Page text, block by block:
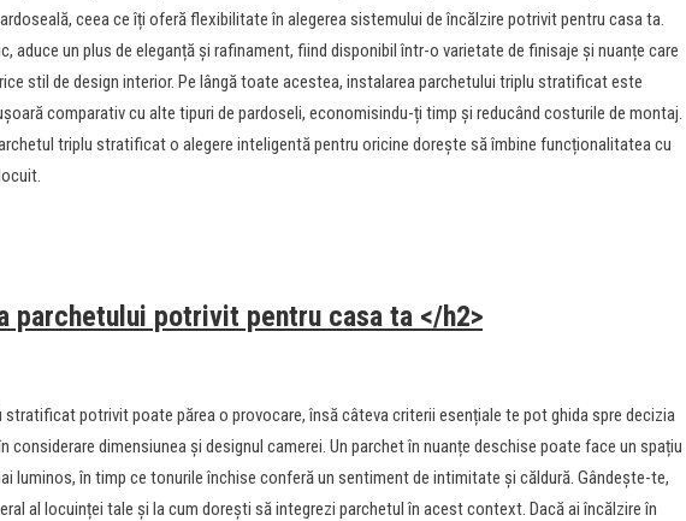
ceea ce îți oferă flexibilitate în alegerea sistemului de încălzire potrivit pentru casa ta.
aduce un plus de eleganță și rafinament, fiind disponibil într-o varietate de finisaje și nuanțe care
stil de design interior. Pe lângă toate acestea, instalarea parchetului triplu stratificat este
comparativ cu alte tipuri de pardoseli, economisindu-ți timp și reducând costurile de montaj.
triplu stratificat o alegere inteligentă pentru oricine dorește să îmbine funcționalitatea cu
parchetului potrivit pentru casa ta </h2>
stratificat potrivit poate părea o provocare, însă câteva criterii esențiale te pot ghida spre decizia
considerare dimensiunea și designul camerei. Un parchet în nuanțe deschise poate face un spațiu
luminos, în timp ce tonurile închise conferă un sentiment de intimitate și căldură. Gândește-te,
al locuinței tale și la cum dorești să integrezi parchetul în acest context. Dacă ai încălzire în